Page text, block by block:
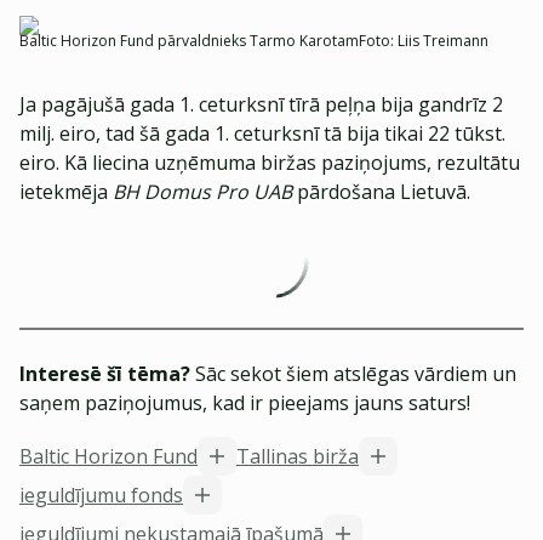
Baltic Horizon Fund pārvaldnieks Tarmo KarotamFoto: Liis Treimann
Ja pagājušā gada 1. ceturksnī tīrā peļņa bija gandrīz 2
milj. eiro, tad šā gada 1. ceturksnī tā bija tikai 22 tūkst.
eiro. Kā liecina uzņēmuma biržas paziņojums, rezultātu
ietekmēja BH Domus Pro UABpārdošana Lietuvā.
Interesē šī tēma?Sāc sekot šiem atslēgas vārdiem un
saņem paziņojumus, kad ir pieejams jauns saturs!
Baltic Horizon Fund
Tallinas birža
ieguldījumu fonds
ieguldījumi nekustamajā īpašumā